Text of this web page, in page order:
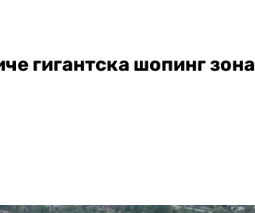
гигантска шопинг зона